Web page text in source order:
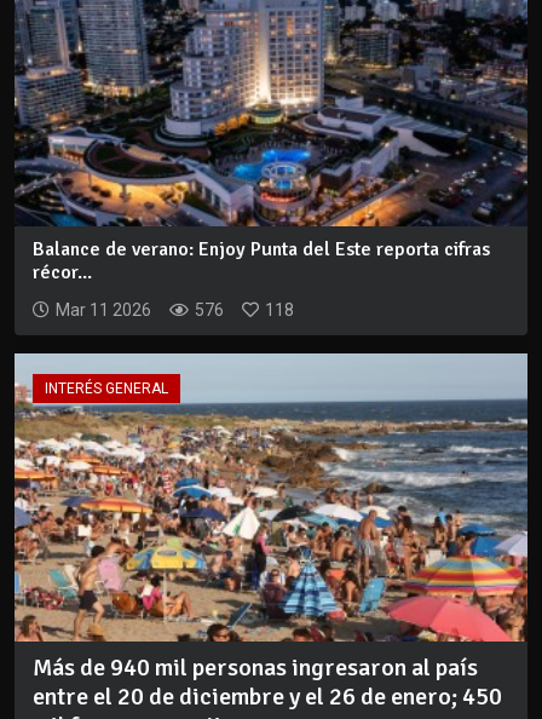
Balance de verano: Enjoy Punta del Este reporta cifras
récor...
Mar 11 2026 576 118
INTERÉS GENERAL
Más de 940 mil personas ingresaron al país
entre el 20 de diciembre y el 26 de enero; 450